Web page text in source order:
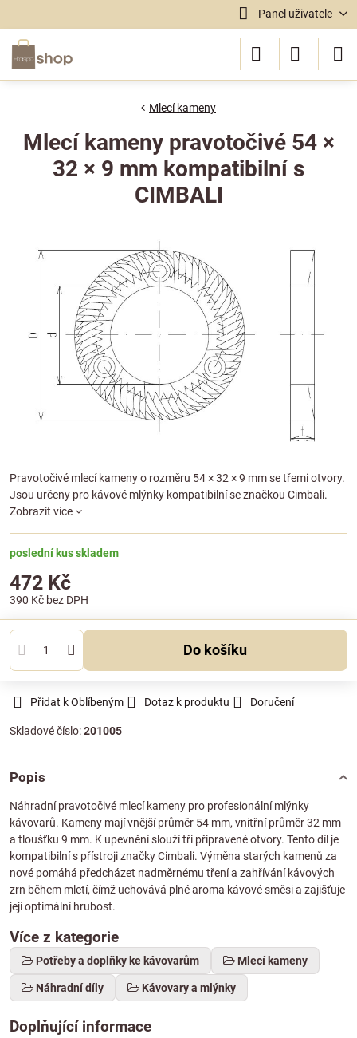
Panel uživatele
Mlecí kameny
Mlecí kameny pravotočivé 54 ×
32 × 9 mm kompatibilní s
CIMBALI
Pravotočivé mlecí kameny o rozměru 54 × 32 × 9 mm se třemi otvory.
Jsou určeny pro kávové mlýnky kompatibilní se značkou Cimbali.
Zobrazit více
poslední kus skladem
472 Kč
390 Kč bez DPH
Do košíku
Přidat k Oblíbeným Dotaz k produktu Doručení
Skladové číslo:201005
Popis
Náhradní pravotočivé mlecí kameny pro profesionální mlýnky
kávovarů. Kameny mají vnější průměr 54 mm, vnitřní průměr 32 mm
a tloušťku 9 mm. K upevnění slouží tři připravené otvory. Tento díl je
kompatibilní s přístroji značky Cimbali. Výměna starých kamenů za
nové pomáhá předcházet nadměrnému tření a zahřívání kávových
zrn během mletí, čímž uchovává plné aroma kávové směsi a zajišťuje
její optimální hrubost.
Více z kategorie
Potřeby a doplňky ke kávovarům Mlecí kameny
Náhradní díly Kávovary a mlýnky
Doplňující informace